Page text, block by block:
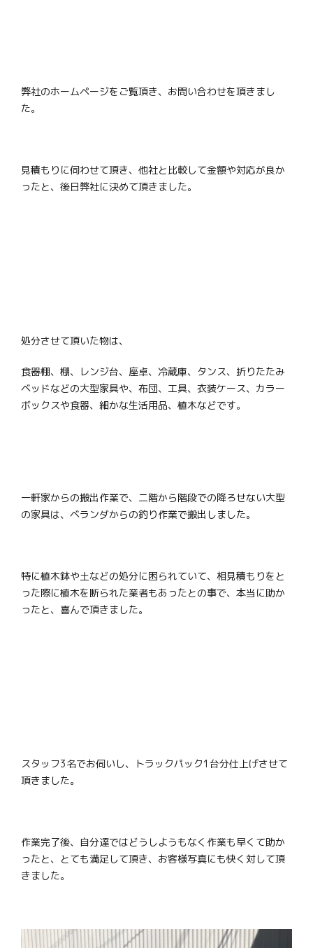
弊社のホームページをご覧頂き、お問い合わせを頂きまし
た。
見積もりに伺わせて頂き、他社と比較して金額や対応が良か
ったと、後日弊社に決めて頂きました。
処分させて頂いた物は、
食器棚、棚、レンジ台、座卓、冷蔵庫、タンス、折りたたみ
ベッドなどの大型家具や、布団、工具、衣装ケース、カラー
ボックスや食器、細かな生活用品、植木などです。
一軒家からの搬出作業で、二階から階段での降ろせない大型
の家具は、ベランダからの釣り作業で搬出しました。
特に植木鉢や土などの処分に困られていて、相見積もりをと
った際に植木を断られた業者もあったとの事で、本当に助か
ったと、喜んで頂きました。
スタッフ3名でお伺いし、トラックパック1台分仕上げさせて
頂きました。
作業完了後、自分達ではどうしようもなく作業も早くて助か
ったと、とても満足して頂き、お客様写真にも快く対して頂
きました。